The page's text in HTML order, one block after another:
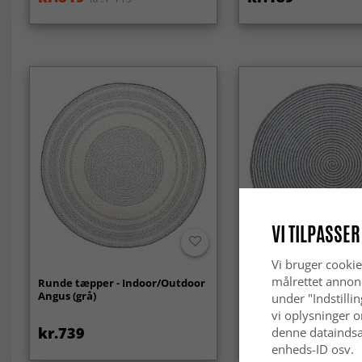
Runde tæpper - Indoor/Outdoor
Angus (grå)
kr.739
Rundt tæppe -
kr.439
VI
Vi bruger
målrettet
under
vi oplysninger
denne
enheds-ID osv.